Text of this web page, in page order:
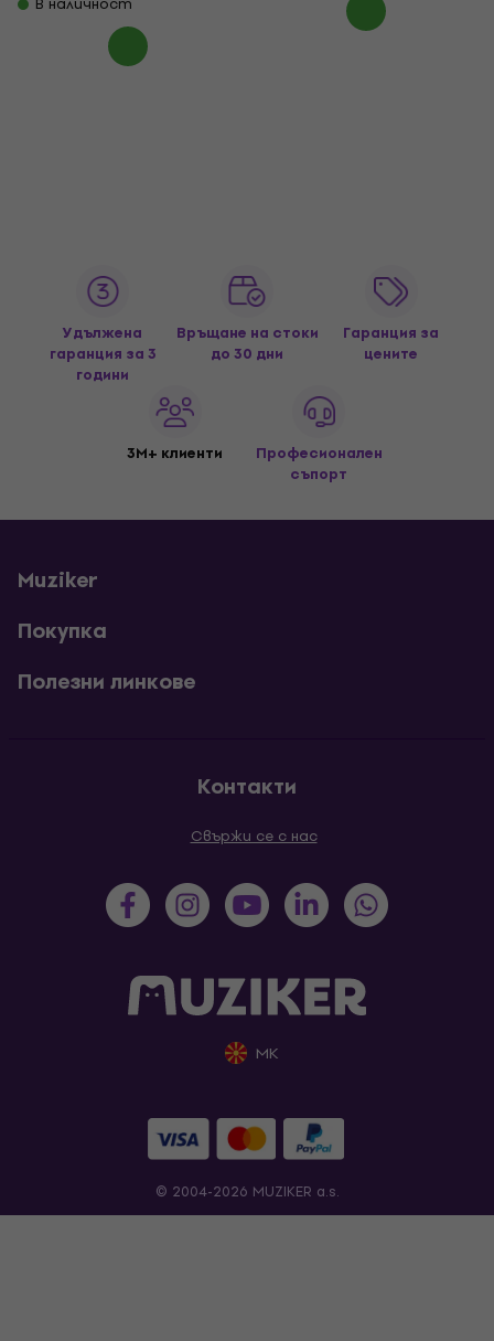
Удължена
гаранция за 3
години
Връщане на стоки
до 30 дни
Гаранция за
цените
3M+ клиенти
Професионален
съпорт
Muziker
Покупка
Полезни линкове
Контакти
Свържи се с нас
MK
© 2004-2026 MUZIKER a.s.